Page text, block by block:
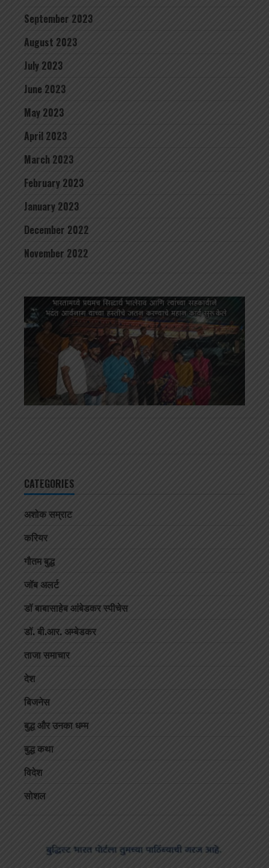
September 2023
August 2023
July 2023
June 2023
May 2023
April 2023
March 2023
February 2023
January 2023
December 2022
November 2022
CATEGORIES
अशोक सम्राट
करियर
गौतम बुद्ध
जॉब अलर्ट
डॉ बाबासाहेब आंबेडकर स्पीचेस
डॉ. बी.आर. अम्बेडकर
ताजा समाचार
देश
बिजनेस
बुद्ध और उनका धम्म
बुद्ध कथा
विदेश
सोशल